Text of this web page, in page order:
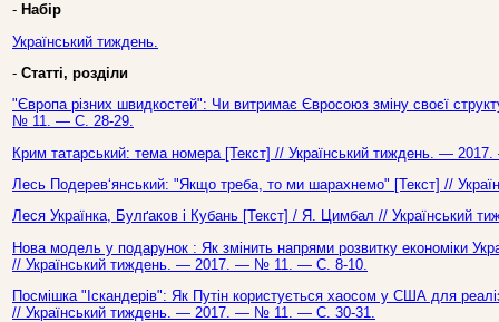
- Набір
Український тиждень.
- Статті, розділи
"Європа різних швидкостей": Чи витримає Євросоюз зміну своєї
№ 11. — С. 28-29.
Крим татарський: тема номера [Текст] // Український тиждень. —
Лесь Подерев‘янський: "Якщо треба, то ми шарахнемо" [Текст] //
Леся Українка, Булґаков і Кубань [Текст] / Я. Цимбал //
Нова модель у подарунок : Як змінить напрями розвитку економіки
// Український тиждень. — 2017. — № 11. — С. 8-10.
Посмішка "Іскандерів": Як Путін користується хаосом у США для
// Український тиждень. — 2017. — № 11. — С. 30-31.